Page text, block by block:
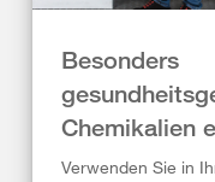
Besonders
Chemikalien
Verwenden Sie in